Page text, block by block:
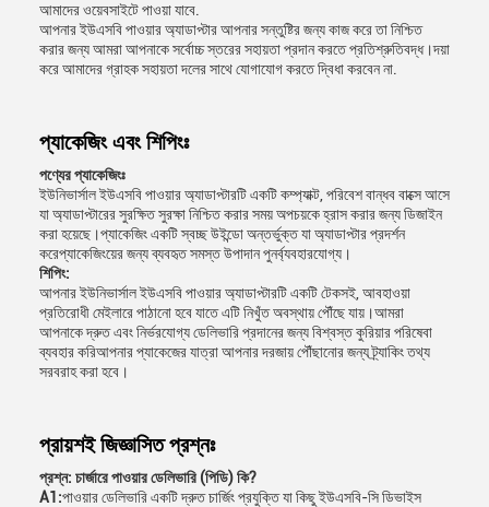
আমাদের ওয়েবসাইটে পাওয়া যাবে.
আপনার ইউএসবি পাওয়ার অ্যাডাপ্টার আপনার সন্তুষ্টির জন্য কাজ করে তা নিশ্চিত
করার জন্য আমরা আপনাকে সর্বোচ্চ স্তরের সহায়তা প্রদান করতে প্রতিশ্রুতিবদ্ধ।দয়া
করে আমাদের গ্রাহক সহায়তা দলের সাথে যোগাযোগ করতে দ্বিধা করবেন না.
প্যাকেজিং এবং শিপিংঃ
পণ্যের প্যাকেজিংঃ
ইউনিভার্সাল ইউএসবি পাওয়ার অ্যাডাপ্টারটি একটি কম্প্যাক্ট, পরিবেশ বান্ধব বাক্সে আসে
যা অ্যাডাপ্টারের সুরক্ষিত সুরক্ষা নিশ্চিত করার সময় অপচয়কে হ্রাস করার জন্য ডিজাইন
করা হয়েছে।প্যাকেজিং একটি স্বচ্ছ উইন্ডো অন্তর্ভুক্ত যা অ্যাডাপ্টার প্রদর্শন
করেপ্যাকেজিংয়ের জন্য ব্যবহৃত সমস্ত উপাদান পুনর্ব্যবহারযোগ্য।
শিপিং:
আপনার ইউনিভার্সাল ইউএসবি পাওয়ার অ্যাডাপ্টারটি একটি টেকসই, আবহাওয়া
প্রতিরোধী মেইলারে পাঠানো হবে যাতে এটি নিখুঁত অবস্থায় পৌঁছে যায়।আমরা
আপনাকে দ্রুত এবং নির্ভরযোগ্য ডেলিভারি প্রদানের জন্য বিশ্বস্ত কুরিয়ার পরিষেবা
ব্যবহার করিআপনার প্যাকেজের যাত্রা আপনার দরজায় পৌঁছানোর জন্য ট্র্যাকিং তথ্য
সরবরাহ করা হবে।
প্রায়শই জিজ্ঞাসিত প্রশ্নঃ
প্রশ্ন: চার্জারে পাওয়ার ডেলিভারি (পিডি) কি?
A1:পাওয়ার ডেলিভারি একটি দ্রুত চার্জিং প্রযুক্তি যা কিছু ইউএসবি-সি ডিভাইস